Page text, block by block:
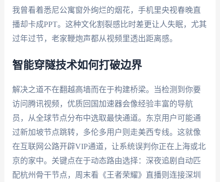
我曾看着悉尼公寓窗外绚烂的烟花，手机里央视春晚直
播却卡成PPT。这种文化割裂感比时差更让人失眠，尤其
过年过节，老家鞭炮声都从视频里透出距离感。
智能穿隧技术如何打破边界
解决之道不在翻越高墙而在于构建桥梁。当检测到你要
访问腾讯视频，优质回国加速器会像经验丰富的导航
员，从全球节点分布中选取最快通道。东京用户可能通
过新加坡节点跳转，多伦多用户则走美西专线。这就像
在互联网公路开辟VIP通道，让系统误判你正在上海或北
京的家中。关键点在于动态路由选择：深夜追剧自动匹
配杭州骨干节点，周末看《王者荣耀》直播则连接深圳